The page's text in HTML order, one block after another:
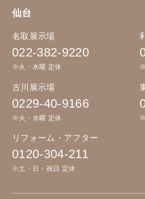
仙台
名取展示場
022-382-9220
※火・水曜 定休
古川展示場
0229-40-9166
※火・水曜 定休
リフォーム・アフター
0120-304-211
※土・日・祝日 定休